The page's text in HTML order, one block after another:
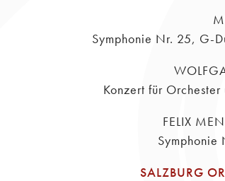
Symphonie Nr. 25, G-
Konzert für
FELIX
Symphonie
SALZBURG